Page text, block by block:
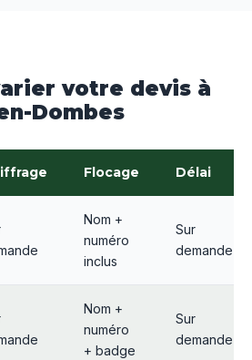
votre devis à
Dombes
Flocage Délai
Nom +
numéro
inclus
Sur
demande
Nom +
numéro
+ badge
Sur
demande